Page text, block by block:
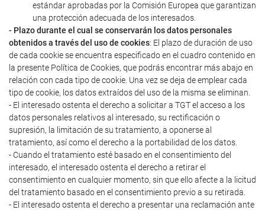
estándar aprobadas por la Comisión Europea que garantizan
una protección adecuada de los interesados.
- Plazo durante el cual se conservarán los datos personales
obtenidos a través del uso de cookies: El plazo de duración de uso
de cada cookie se encuentra especificado en el cuadro contenido en
la presente Política de Cookies, que podrás encontrar más abajo en
relación con cada tipo de cookie. Una vez se deja de emplear cada
tipo de cookie, los datos extraídos del uso de la misma se eliminan.
- El interesado ostenta el derecho a solicitar a TGT el acceso a los
datos personales relativos al interesado, su rectificación o
supresión, la limitación de su tratamiento, a oponerse al
tratamiento, así como el derecho a la portabilidad de los datos.
- Cuando el tratamiento esté basado en el consentimiento del
interesado, el interesado ostenta el derecho a retirar el
consentimiento en cualquier momento, sin que ello afecte a la licitud
del tratamiento basado en el consentimiento previo a su retirada.
- El interesado ostenta el derecho a presentar una reclamación ante